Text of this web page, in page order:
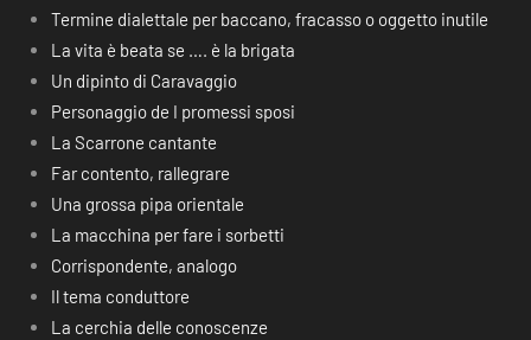
Termine dialettale per baccano, fracasso o oggetto inutile
La vita è beata se …. è la brigata
Un dipinto di Caravaggio
Personaggio de I promessi sposi
La Scarrone cantante
Far contento, rallegrare
Una grossa pipa orientale
La macchina per fare i sorbetti
Corrispondente, analogo
Il tema conduttore
La cerchia delle conoscenze